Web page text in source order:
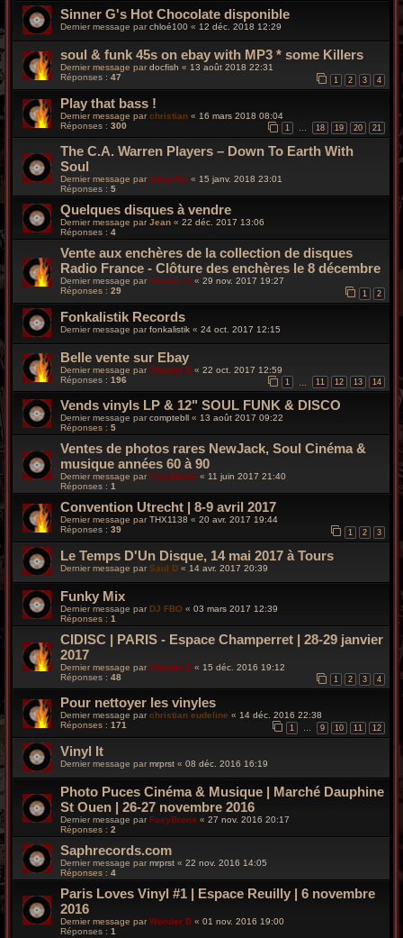
Sinner G's Hot Chocolate disponible
Dernier message parchloé100 « 12 déc. 2018 12:29
soul & funk 45s on ebay with MP3 * some Killers
Dernier message par docfish « 13 août 2018 22:31
Réponses : 47 1 2 3 4
Play that bass !
Dernier message parchristian « 16 mars 2018 08:04
Réponses : 300 1 … 18 19 20 21
The C.A. Warren Players – Down To Earth With
Soul
Dernier message par silverfox « 15 janv. 2018 23:01
Réponses : 5
Quelques disques à vendre
Dernier message parJean « 22 déc. 2017 13:06
Réponses : 4
Vente aux enchères de la collection de disques
Radio France - Clôture des enchères le 8 décembre
Dernier message par Wonder B « 29 nov. 2017 19:27
Réponses : 29 1 2
Fonkalistik Records
Dernier message parfonkalistik « 24 oct. 2017 12:15
Belle vente sur Ebay
Dernier message par Wonder B « 22 oct. 2017 12:59
Réponses : 196 1 11 12 13 14
Vends vinyls LP & 12" SOUL FUNK & DISCO
Dernier message parcomptebll « 13 août 2017 09:22
Réponses : 5
Ventes de photos rares NewJack, Soul Cinéma &
musique années 60 à 90
Dernier message par FoxyBronx « 11 juin 2017 21:40
Réponses : 1
Convention Utrecht | 8-9 avril 2017
Dernier message parTHX1138 « 20 avr. 2017 19:44
Réponses : 39 1 2 3
Le Temps D'Un Disque, 14 mai 2017 à Tours
Dernier message par Saul D « 14 avr. 2017 20:39
Funky Mix
Dernier message parDJ FBO « 03 mars 2017 12:39
Réponses : 1
CIDISC | PARIS - Espace Champerret | 28-29 janvier
2017
Dernier message par Wonder B « 15 déc. 2016 19:12
Réponses : 48 1 2 3 4
Pour nettoyer les vinyles
Dernier message parchristian eudeline « 14 déc. 2016 22:38
Réponses : 171 1 … 9 10 11 12
Vinyl It
Dernier message par mrprst « 08 déc. 2016 16:19
Photo Puces Cinéma & Musique | Marché Dauphine
St Ouen | 26-27 novembre 2016
Dernier message par FoxyBronx « 27 nov. 2016 20:17
Réponses : 2
Saphrecords.com
Dernier message par mrprst « 22 nov. 2016 14:05
Réponses : 4
Paris Loves Vinyl #1 | Espace Reuilly | 6 novembre
2016
Dernier message par Wonder B « 01 nov. 2016 19:00
Réponses : 1